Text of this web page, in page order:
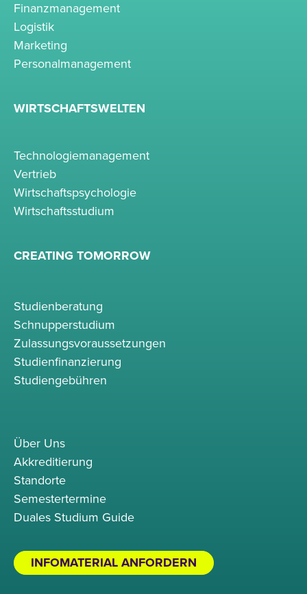
Finanzmanagement
Logistik
Marketing
Personalmanagement
WIRTSCHAFTSWELTEN
Technologiemanagement
Vertrieb
Wirtschaftspsychologie
Wirtschaftsstudium
CREATING TOMORROW
Studienberatung
Schnupperstudium
Zulassungsvoraussetzungen
Studienfinanzierung
Studiengebühren
Über Uns
Akkreditierung
Standorte
Semestertermine
Duales Studium Guide
INFOMATERIAL ANFORDERN